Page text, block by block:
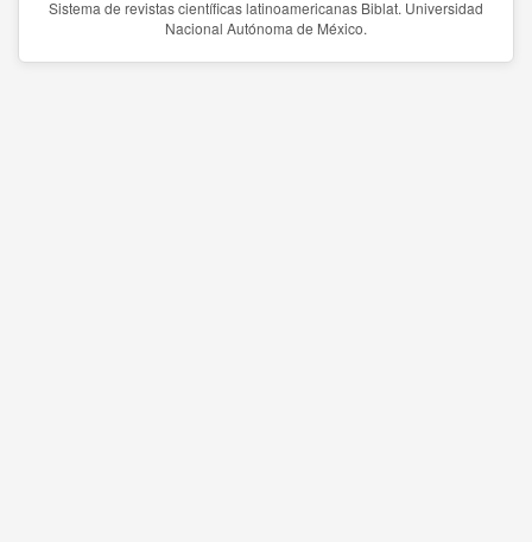
Sistema de revistas científicas latinoamericanas Biblat. Universidad
Nacional Autónoma de México.